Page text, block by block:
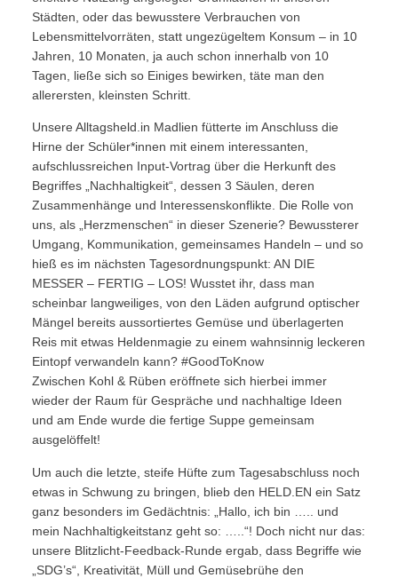
Städten, oder das bewusstere Verbrauchen von
Lebensmittelvorräten, statt ungezügeltem Konsum – in 10
Jahren, 10 Monaten, ja auch schon innerhalb von 10
Tagen, ließe sich so Einiges bewirken, täte man den
allerersten, kleinsten Schritt.
Unsere Alltagsheld.in Madlien fütterte im Anschluss die
Hirne der Schüler*innen mit einem interessanten,
aufschlussreichen Input-Vortrag über die Herkunft des
Begriffes „Nachhaltigkeit“, dessen 3 Säulen, deren
Zusammenhänge und Interessenskonflikte. Die Rolle von
uns, als „Herzmenschen“ in dieser Szenerie? Bewussterer
Umgang, Kommunikation, gemeinsames Handeln – und so
hieß es im nächsten Tagesordnungspunkt: AN DIE
MESSER – FERTIG – LOS! Wusstet ihr, dass man
scheinbar langweiliges, von den Läden aufgrund optischer
Mängel bereits aussortiertes Gemüse und überlagerten
Reis mit etwas Heldenmagie zu einem wahnsinnig leckeren
Eintopf verwandeln kann? #GoodToKnow
Zwischen Kohl & Rüben eröffnete sich hierbei immer
wieder der Raum für Gespräche und nachhaltige Ideen
und am Ende wurde die fertige Suppe gemeinsam
ausgelöffelt!
Um auch die letzte, steife Hüfte zum Tagesabschluss noch
etwas in Schwung zu bringen, blieb den HELD.EN ein Satz
ganz besonders im Gedächtnis: „Hallo, ich bin ….. und
mein Nachhaltigkeitstanz geht so: …..“! Doch nicht nur das:
unsere Blitzlicht-Feedback-Runde ergab, dass Begriffe wie
„SDG’s“, Kreativität, Müll und Gemüsebrühe den